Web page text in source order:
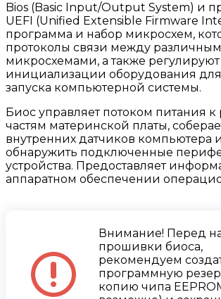
Bios (Basic Input/Output System) и
UEFI (Unified Extensible Firmware
программа и набор микросхем,
протоколы связи между
микросхемами, а также
инициализации оборудования для
запуска компьютерной системы.
Биос управляет потоком питания
частям материнской платы,
внутренних датчиков компьютера
обнаружить подключенные
устройства. Предоставляет
аппаратном обеспечении
Внимание! Перед
прошивки биоса,
рекомендуем
программную
копию чипа